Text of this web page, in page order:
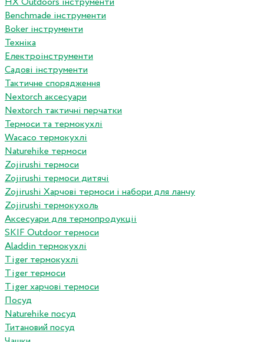
Benchmade інструменти
Boker інструменти
Техніка
Електроінструменти
Садові інструменти
Тактичне спорядження
Nextorch аксесуари
Nextorch тактичні перчатки
Термоси та термокухлі
Wacaco термокухлі
Naturehike термоси
Zojirushi термоси
Zojirushi термоси дитячі
Zojirushi Харчові термоси і набори для ланчу
Zojirushi термокухоль
Аксесуари для термопродукціі
SKIF Outdoor термоси
Aladdin термокухлі
Tiger термокухлі
Tiger термоси
Tiger харчові термоси
Посуд
Naturehike посуд
Титановий посуд